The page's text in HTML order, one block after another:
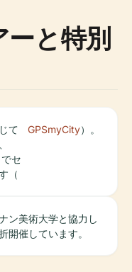
と特別
て
セ
（
GPSmyCity）。
ン美術大学と協力し
開催しています。